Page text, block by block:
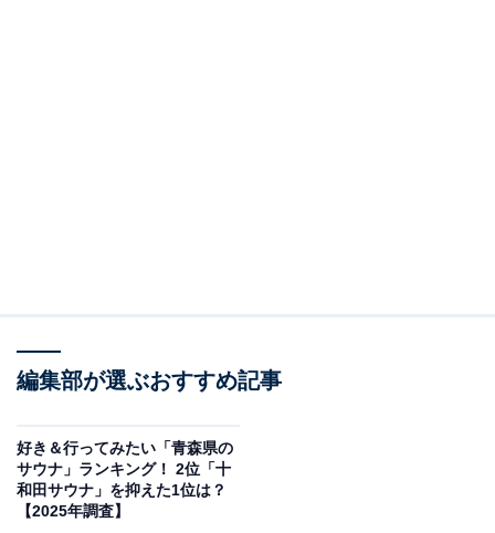
自然豊かな天栄村にある「森のサウナ kaveri」は、フィ
ンランドの森を思わせるような雰囲気で、森林浴とサウ
験と大自然の風が、心身をリフレッシュさせてくれま
す。一人利用も可能で、時間制限はなし。天然の川水風
呂も楽しめるサウナ好きにはたまらないスポットです。
編集部が選ぶおすすめ記事
好き＆行ってみたい「青森県の
サウナ」ランキング！ 2位「十
和田サウナ」を抑えた1位は？
【2025年調査】